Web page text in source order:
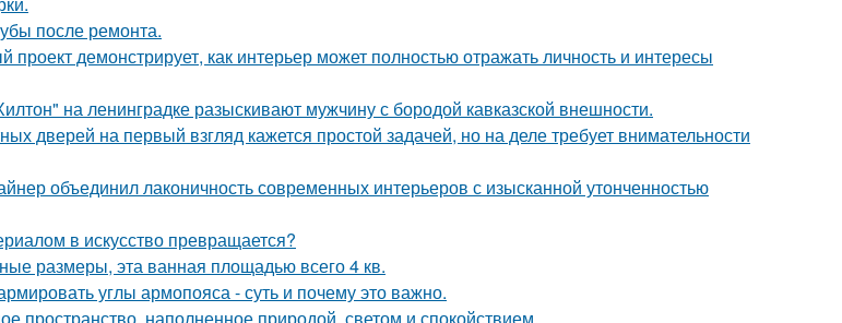
после ремонта.
проект демонстрирует, как интерьер может полностью отражать личность и интересы
на ленинградке разыскивают мужчину с бородой кавказской внешности.
дверей на первый взгляд кажется простой задачей, но на деле требует внимательности
объединил лаконичность современных интерьеров с изысканной утонченностью
в искусство превращается?
размеры, эта ванная площадью всего 4 кв.
углы армопояса - суть и почему это важно.